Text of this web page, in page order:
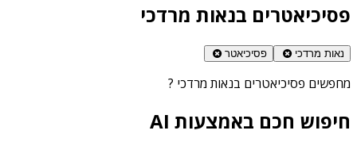
פסיכיאטרים בנאות מרדכי
נאות מרדכי פסיכיאטר
מחפשים פסיכיאטרים בנאות מרדכי ?
חיפוש חכם באמצעות AI